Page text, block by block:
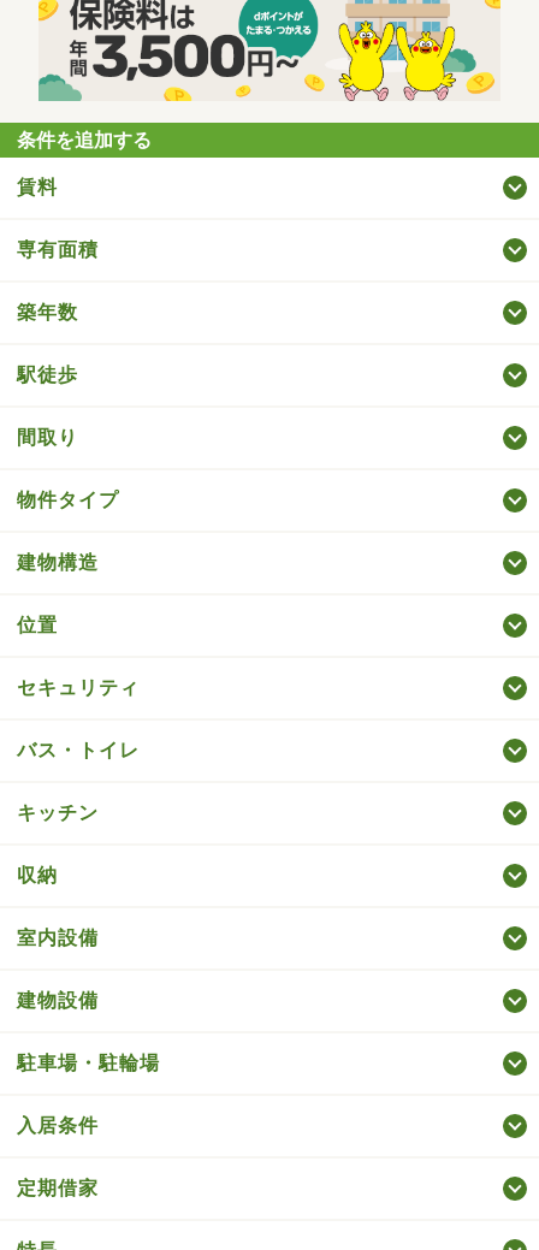
条件を追加する
賃料
専有面積
築年数
駅徒歩
間取り
物件タイプ
建物構造
位置
セキュリティ
バス・トイレ
キッチン
収納
室内設備
建物設備
駐車場・駐輪場
入居条件
定期借家